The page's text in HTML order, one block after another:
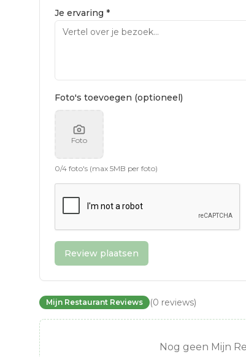
Je ervaring *
Foto's toevoegen (optioneel)
Foto
0/4 foto's (max 5MB per foto)
Review plaatsen
Mijn Restaurant Reviews (0 reviews)
Nog geen Mijn